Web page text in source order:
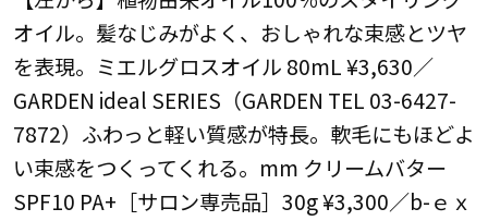
オイル。髪なじみがよく、おしゃれな束感とツヤ
を表現。ミエルグロスオイル 80mL ¥3,630／
GARDEN ideal SERIES（GARDEN TEL 03-6427-
7872）ふわっと軽い質感が特長。軟毛にもほどよ
い束感をつくってくれる。mm クリームバター
SPF10 PA+［サロン専売品］30g ¥3,300／b-ｅｘ